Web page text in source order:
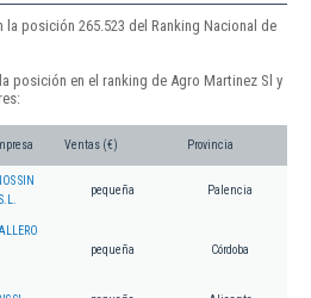
la posición 265.523 del Ranking Nacional de
posición en el ranking de Agro Martinez Sl y
Ventas (€) Provincia
SIN
pequeña Palencia
pequeña Córdoba